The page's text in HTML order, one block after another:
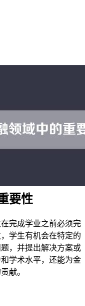
要性
完成学业之前必须完
学生有机会在特定的
，并提出解决方案或
学术水平，还能为金
献。